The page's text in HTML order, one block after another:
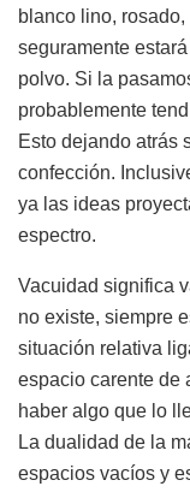
blanco lino,
seguramente
polvo. Si la
probablemente
Esto dejando atrás
confección.
ya las ideas
espectro.
Vacuidad significa
no existe, siempre
situación relativa
espacio carente de
haber algo que lo
La dualidad de la
espacios vacíos y